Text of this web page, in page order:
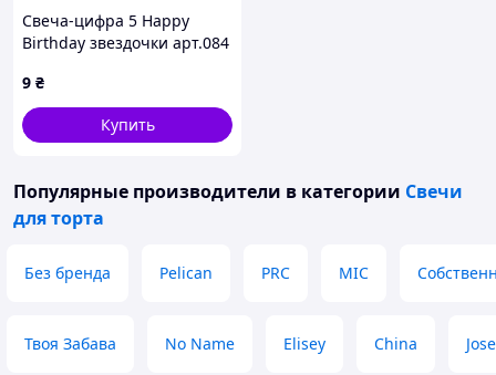
Свеча-цифра 5 Happy
Birthday звездочки арт.084
9 ₴
Купить
Популярные производители в категории Свечи
для торта
Без бренда Pelican PRC MIC
Твоя Забава No Name Elisey China